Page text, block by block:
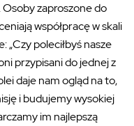
zaproszone do
współpracę w skali
„Czy poleciłbyś nasze
przypisani do jednej z
daje nam ogląd na to,
i budujemy wysokiej
im najlepszą